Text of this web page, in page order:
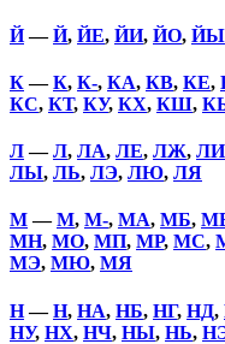
Й—Й, ЙЕ, ЙИ, ЙО, ЙЫ
К—К, К-, КА, КВ, КЕ,
КС, КТ, КУ, КХ, КШ,
Л—Л, ЛА, ЛЕ, ЛЖ, ЛИ
ЛЫ, ЛЬ, ЛЭ, ЛЮ, ЛЯ
М—М, М-, МА, МБ,
МН, МО, МП, МР, МС,
МЭ, МЮ, МЯ
Н—Н, НА, НБ, НГ, НД,
НУ, НХ, НЧ, НЫ, НЬ,